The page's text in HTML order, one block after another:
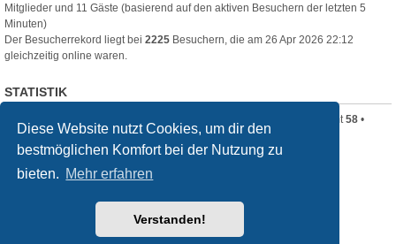
Diese Website nutzt Cookies, um dir den
bestmöglichen Komfort bei der Nutzung zu
bieten. Mehr erfahren
Verstanden!
Mitglieder und 11 Gäste (basierend auf den aktiven Besuchern der letzten 5
Minuten)
Der Besucherrekord liegt bei 2225 Besuchern, die am 26 Apr 2026 22:12
gleichzeitig online waren.
STATISTIK
• Mitglieder insgesamt58 •
Unser neuestes Mitglied:Clara_B
Startseite Foren-Übersicht
® Forum Software © phpBB Limited
phpBB.de
created by INVENTEA & v12mike